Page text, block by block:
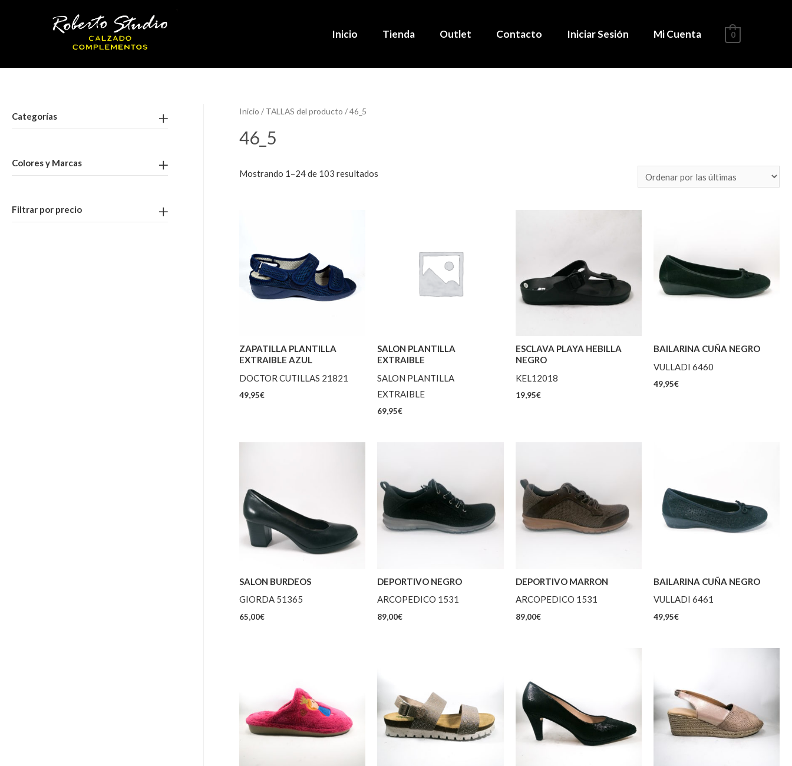
Inicio Tienda Outlet Contacto Iniciar Sesión Mi Cuenta 0
Categorías
Colores y Marcas
Filtrar por precio
Inicio / TALLAS del producto / 46_5
46_5
Mostrando 1–24 de 103 resultados
ZAPATILLA PLANTILLA
EXTRAIBLE AZUL
DOCTOR CUTILLAS 21821
49,95€
SALON PLANTILLA
EXTRAIBLE
SALON PLANTILLA
EXTRAIBLE
69,95€
ESCLAVA PLAYA HEBILLA
NEGRO
KEL12018
19,95€
BAILARINA CUÑA NEGRO
VULLADI 6460
49,95€
SALON BURDEOS
GIORDA 51365
65,00€
DEPORTIVO NEGRO
ARCOPEDICO 1531
89,00€
DEPORTIVO MARRON
ARCOPEDICO 1531
89,00€
BAILARINA CUÑA NEGRO
VULLADI 6461
49,95€